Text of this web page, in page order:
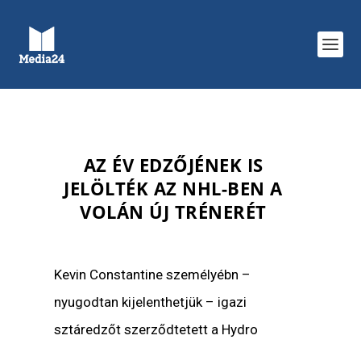
AZ ÉV EDZŐJÉNEK IS
JELÖLTÉK AZ NHL-BEN A
VOLÁN ÚJ TRÉNERÉT
Kevin Constantine személyébn –
nyugodtan kijelenthetjük – igazi
sztáredzőt szerződtetett a Hydro